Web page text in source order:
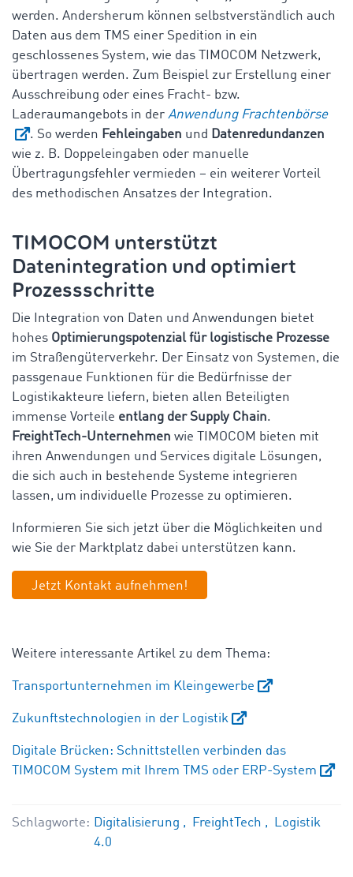
werden. Andersherum können selbstverständlich auch
Daten aus dem TMS einer Spedition in ein
geschlossenes System, wie das TIMOCOM Netzwerk,
übertragen werden. Zum Beispiel zur Erstellung einer
Ausschreibung oder eines Fracht- bzw.
Laderaumangebots in der Anwendung Frachtenbörse
. So werden Fehleingaben und Datenredundanzen
wie z. B. Doppeleingaben oder manuelle
Übertragungsfehler vermieden – ein weiterer Vorteil
des methodischen Ansatzes der Integration.
TIMOCOM unterstützt
Datenintegration und optimiert
Prozessschritte
Die Integration von Daten und Anwendungen bietet
hohes Optimierungspotenzial für logistische Prozesse
im Straßengüterverkehr. Der Einsatz von Systemen, die
passgenaue Funktionen für die Bedürfnisse der
Logistikakteure liefern, bieten allen Beteiligten
immense Vorteile entlang der Supply Chain.
FreightTech-Unternehmen wie TIMOCOM bieten mit
ihren Anwendungen und Services digitale Lösungen,
die sich auch in bestehende Systeme integrieren
lassen, um individuelle Prozesse zu optimieren.
Informieren Sie sich jetzt über die Möglichkeiten und
wie Sie der Marktplatz dabei unterstützen kann.
Jetzt Kontakt aufnehmen!
Weitere interessante Artikel zu dem Thema:
Transportunternehmen im Kleingewerbe
Zukunftstechnologien in der Logistik
Digitale Brücken: Schnittstellen verbinden das
TIMOCOM System mit Ihrem TMS oder ERP-System
Schlagworte: Digitalisierung FreightTech
Logistik
4.0